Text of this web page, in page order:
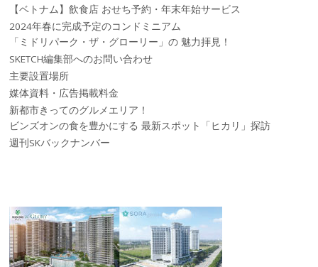
【ベトナム】飲食店 おせち予約・年末年始サービス
2024年春に完成予定のコンドミニアム
「ミドリパーク・ザ・グローリー」の 魅力拝見！
SKETCH編集部へのお問い合わせ
主要設置場所
媒体資料・広告掲載料金
新都市きってのグルメエリア！
ビンズオンの食を豊かにする 最新スポット「ヒカリ」探訪
週刊SKバックナンバー